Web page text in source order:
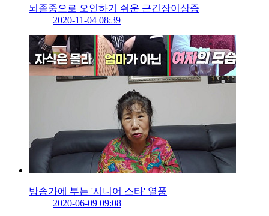
뇌졸중으로 오인하기 쉬운 근긴장이상증
2020-11-04 08:39
방송가에 부는 '시니어 스타' 열풍
2020-06-09 09:08